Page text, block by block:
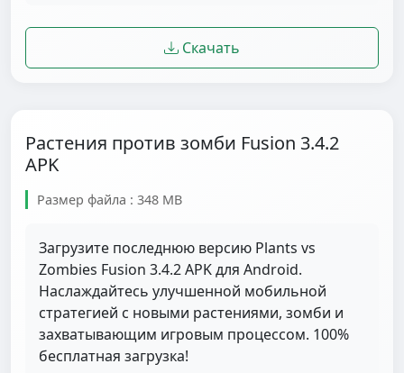
Скачать
Растения против зомби Fusion 3.4.2
APK
Размер файла : 348 MB
Загрузите последнюю версию Plants vs
Zombies Fusion 3.4.2 APK для Android.
Наслаждайтесь улучшенной мобильной
стратегией с новыми растениями, зомби и
захватывающим игровым процессом. 100%
бесплатная загрузка!